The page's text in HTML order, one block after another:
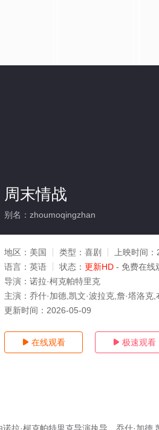
周末情战
别名：zhoumoqingzhan
地区： 美国 类型： 喜剧 上映时间：
语言： 英语 状态： 更新HD - 免费在线
导演： 诺拉·柯克帕特里克
主演： 乔什·加德,凯文·波拉克,詹·塔洛
更新时间： 2026-05-09
 在线观看  极速观看